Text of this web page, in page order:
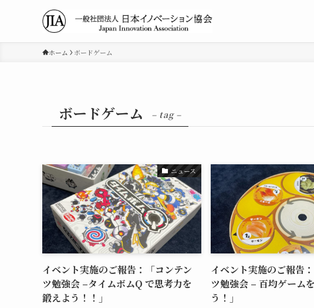
ホーム ボードゲーム
ボードゲーム – tag –
ニュース
イベント実施のご報告：「コンテン
ツ勉強会 –タイムボムQ で思考力を
鍛えよう！！」
イベント実施のご報告
ツ勉強会 – 百均ゲーム
う！」